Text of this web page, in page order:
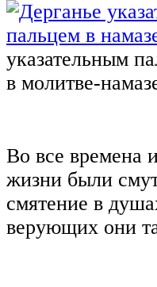
указательным
в молитве-
Во все времена
жизни были
смятение в
верующих они